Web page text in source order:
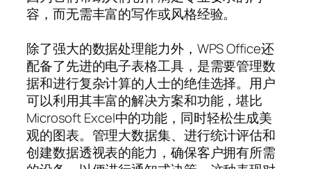
容，而无需丰富的写作或风格经验。
除了强大的数据处理能力外，WPS Office还
配备了先进的电子表格工具，是需要管理数
据和进行复杂计算的人士的绝佳选择。用户
可以利用其丰富的解决方案和功能，堪比
Microsoft Excel中的功能，同时轻松生成美
观的图表。管理大数据集、进行统计评估和
创建数据透视表的能力，确保客户拥有所需